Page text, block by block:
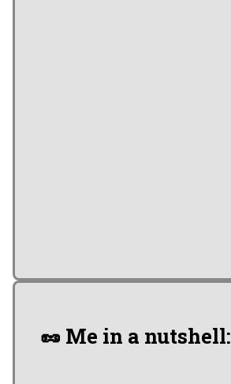
🥜 Me in a nutshell: